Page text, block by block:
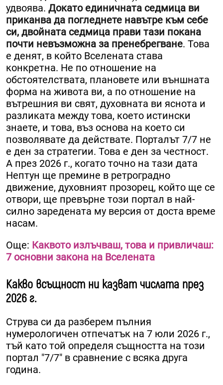
удвоява. Докато единичната седмица ви
приканва да погледнете навътре към себе
си, двойната седмица прави тази покана
почти невъзможна за пренебрегване. Това
е денят, в който Вселената става
конкретна. Не по отношение на
обстоятелствата, плановете или външната
форма на живота ви, а по отношение на
вътрешния ви свят, духовната ви яснота и
разликата между това, което истински
знаете, и това, въз основа на което си
позволявате да действате. Порталът 7/7 не
е ден за стратегии. Това е ден за честност.
А през 2026 г., когато точно на тази дата
Нептун ще премине в ретроградно
движение, духовният прозорец, който ще се
отвори, ще превърне този портал в най-
силно заредената му версия от доста време
насам.
Още: Каквото излъчваш, това и привличаш:
7 основни закона на Вселената
Какво всъщност ни казват числата през
2026 г.
Струва си да разберем пълния
нумерологичен отпечатък на 7 юли 2026 г.,
тъй като той определя същността на този
портал "7/7" в сравнение с всяка друга
година.